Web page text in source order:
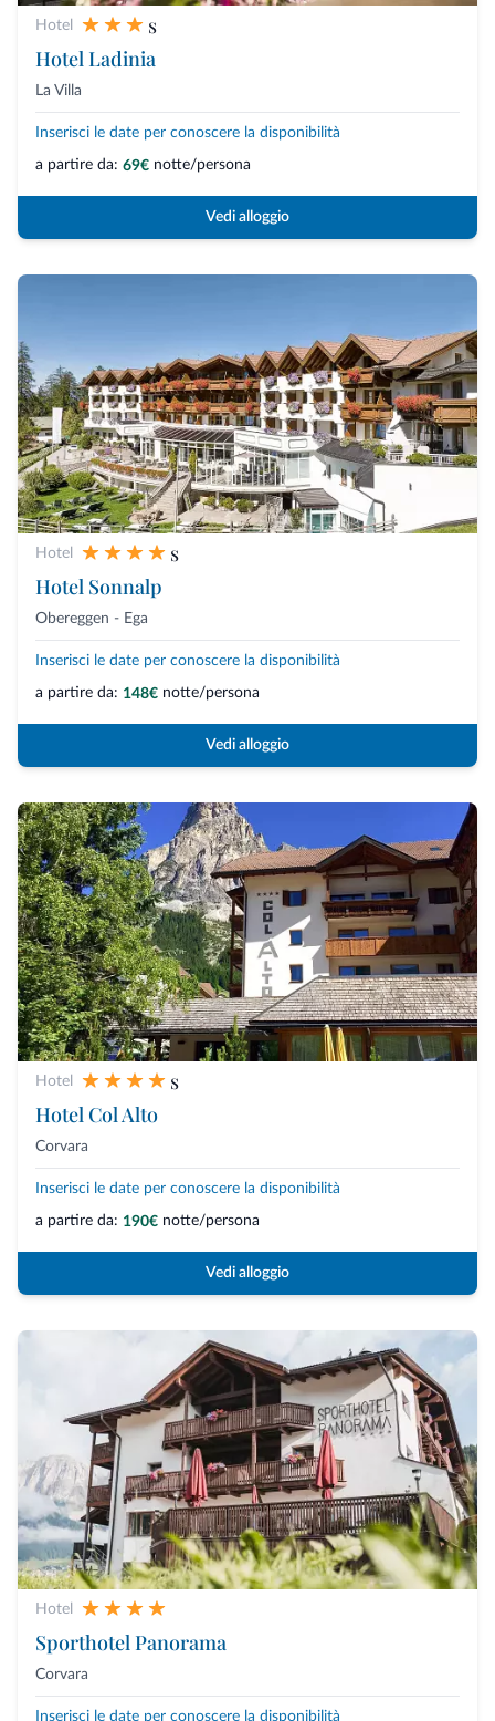
Hotel
s
Hotel Ladinia
La Villa
Inserisci le date per conoscere la disponibilità
a partire da: 69€ notte/persona
Vedi alloggio
Hotel
s
Hotel Sonnalp
Obereggen - Ega
Inserisci le date per conoscere la disponibilità
a partire da: 148€ notte/persona
Vedi alloggio
Hotel
s
Hotel Col Alto
Corvara
Inserisci le date per conoscere la disponibilità
a partire da: 190€ notte/persona
Vedi alloggio
Hotel
Sporthotel Panorama
Corvara
Inserisci le date per conoscere la disponibilità